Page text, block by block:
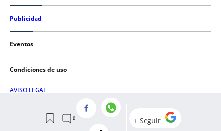
Publicidad
Eventos
Condiciones de uso
AVISO LEGAL
POLÍTICA DE COOKIES